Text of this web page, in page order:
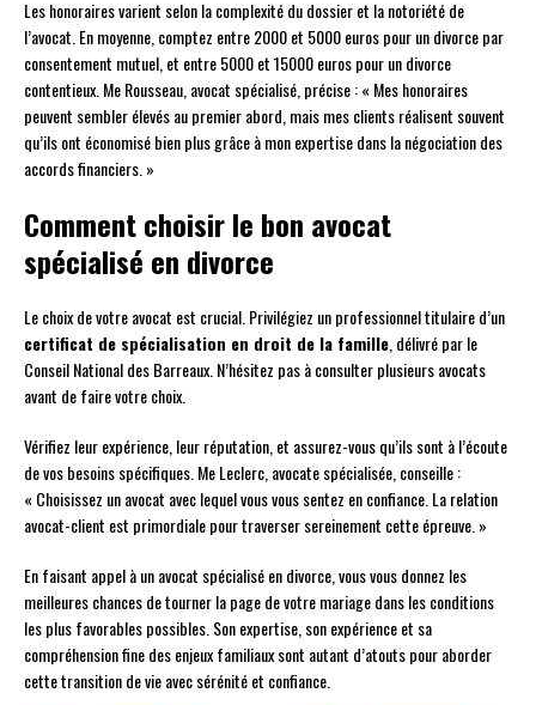
Les honoraires varient selon la complexité du dossier et la notoriété de
l’avocat. En moyenne, comptez entre 2000 et 5000 euros pour un divorce par
consentement mutuel, et entre 5000 et 15000 euros pour un divorce
contentieux. Me Rousseau, avocat spécialisé, précise : « Mes honoraires
peuvent sembler élevés au premier abord, mais mes clients réalisent souvent
qu’ils ont économisé bien plus grâce à mon expertise dans la négociation des
accords financiers. »
Comment choisir le bon avocat
spécialisé en divorce
Le choix de votre avocat est crucial. Privilégiez un professionnel titulaire d’un
certificat de spécialisation en droit de la famille, délivré par le
Conseil National des Barreaux. N’hésitez pas à consulter plusieurs avocats
avant de faire votre choix.
Vérifiez leur expérience, leur réputation, et assurez-vous qu’ils sont à l’écoute
de vos besoins spécifiques. Me Leclerc, avocate spécialisée, conseille :
« Choisissez un avocat avec lequel vous vous sentez en confiance. La relation
avocat-client est primordiale pour traverser sereinement cette épreuve. »
En faisant appel à un avocat spécialisé en divorce, vous vous donnez les
meilleures chances de tourner la page de votre mariage dans les conditions
les plus favorables possibles. Son expertise, son expérience et sa
compréhension fine des enjeux familiaux sont autant d’atouts pour aborder
cette transition de vie avec sérénité et confiance.